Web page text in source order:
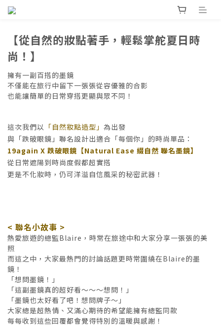
【從自然的妝點著手， 輕鬆掌舵夏日時
尚！】
擁有一副百搭的墨鏡
不僅能在旅行中留下一張張從容優雅的合影
也能讓簡單的日常穿搭更顯與眾不同！
這次我們以 「自然妝點造型」 為出發
與「跌破眼鏡」聯名設計出適合「每個你」的時尚單品：
19again X 跌破眼鏡 【Natural Ease 綴自然 聯名墨鏡】
從日常遮陽到時尚度假都超實搭
更是不化妝時，仍可洋溢自信風采的秘密武器！
< 聯名小故事 >
熱愛旅遊的總監Blaire，時常在旅途中和大家分享一張張的美
照
而這之中，大家最熱門的討論話題更時常圍繞在Blaire的墨
鏡！
「想問墨鏡！」
「這副墨鏡真的超好看～～～想問！」
「墨鏡也太好看了吧！想問牌子～」
大家總是超熱情、又滿心期待的希望能擁有總監同款
每每收到這些回覆都會覺得特別的溫暖與感謝！